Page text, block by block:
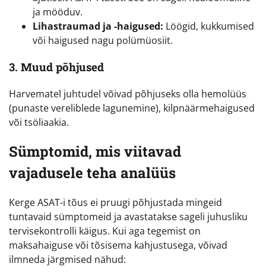
ja mööduv.
Lihastraumad ja -haigused: Löögid, kukkumised
või haigused nagu polümüosiit.
3. Muud põhjused
Harvematel juhtudel võivad põhjuseks olla hemolüüs
(punaste vereliblede lagunemine), kilpnäärmehaigused
või tsöliaakia.
Sümptomid, mis viitavad
vajadusele teha analüüs
Kerge ASAT-i tõus ei pruugi põhjustada mingeid
tuntavaid sümptomeid ja avastatakse sageli juhusliku
tervisekontrolli käigus. Kui aga tegemist on
maksahaiguse või tõsisema kahjustusega, võivad
ilmneda järgmised nähud: